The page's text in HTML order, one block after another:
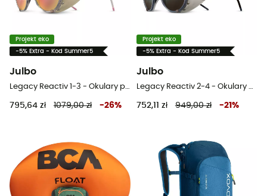
Projekt eko
-5% Extra - Kod Summer5
Julbo
Legacy Reactiv 1-3 - Okulary przeciwsłoneczne
795,64 zł 1079,00 zł -26%
Projekt eko
-5% Extra - Kod Summer5
Julbo
Legacy Reactiv 2-4 - Okulary przeciwsłoneczne
752,11 zł 949,00 zł -21 %